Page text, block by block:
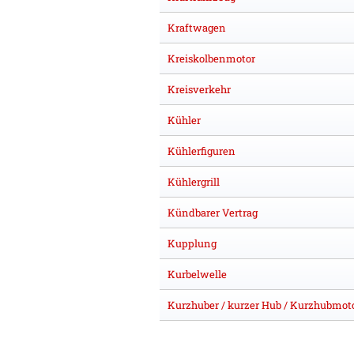
Kraftwagen
Kreiskolbenmotor
Kreisverkehr
Kühler
Kühlerfiguren
Kühlergrill
Kündbarer Vertrag
Kupplung
Kurbelwelle
Kurzhuber / kurzer Hub /